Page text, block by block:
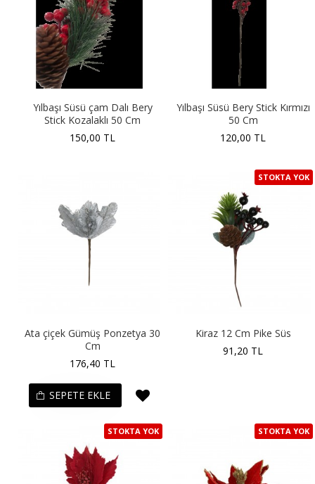
Yılbaşı Süsü çam Dalı Bery
Stick Kozalaklı 50 Cm
150,00 TL
Yılbaşı Süsü Bery Stick Kırmızı
50 Cm
120,00 TL
Ata çiçek Gümüş Ponzetya 30
Cm
176,40 TL
SEPETE EKLE
STOKTA YOK
Kiraz 12 Cm Pike Süs
91,20 TL
STOKTA YOK STOKTA YOK